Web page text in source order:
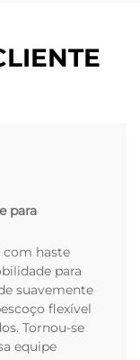
para
com haste
para
suavemente
flexível
Tornou-se
equipe